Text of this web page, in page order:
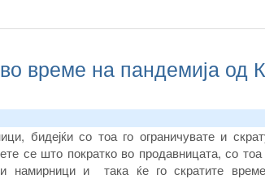
време на пандемија од
бидејќи со тоа го ограничувате и
се што пократко во продавницата, со
намирници и така ќе го скратите